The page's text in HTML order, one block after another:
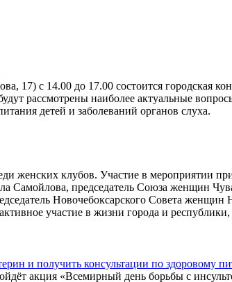
17) с 14.00 до 17.00 состоится городская
рассмотрены наиболее актуальные
детей и заболеваний органов слуха.
женских клубов. Участие в мероприятии
председатель Союза женщин
Новочебоксарского Совета
участие в жизни города и
и получить консультации по здоровому
акция «Всемирный день борьбы с